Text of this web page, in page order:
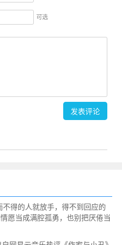
可选
得的人就放手，得不到回应的
愿当成满腔孤勇，也别把厌倦当